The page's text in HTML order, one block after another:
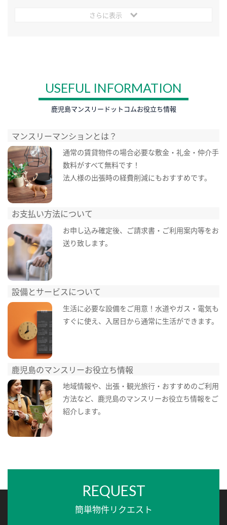
さらに表示
USEFUL INFORMATION
鹿児島マンスリードットコムお役立ち情報
マンスリーマンションとは？
通常の賃貸物件の場合必要な敷金・礼金・仲介手
数料がすべて無料です！
法人様の出張時の経費削減にもおすすめです。
お支払い方法について
お申し込み確定後、ご請求書・ご利用案内等をお
送り致します。
設備とサービスについて
生活に必要な設備をご用意！水道やガス・電気も
すぐに使え、入居日から通常に生活ができます。
鹿児島のマンスリーお役立ち情報
地域情報や、出張・観光旅行・おすすめのご利用
方法など、鹿児島のマンスリーお役立ち情報をご
紹介します。
REQUEST
簡単物件リクエスト